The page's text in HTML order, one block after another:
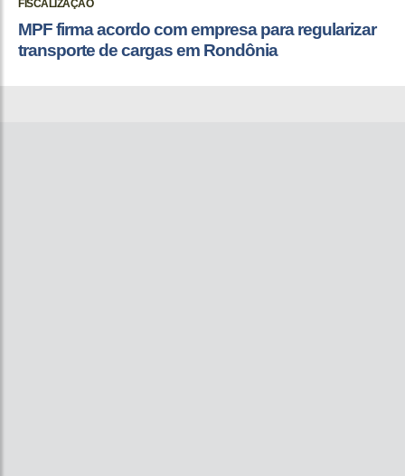
FISCALIZAÇÃO
MPF firma acordo com empresa para regularizar
transporte de cargas em Rondônia